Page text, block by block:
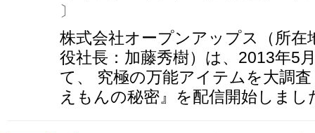
〕
株式会社オープンアップス（所在
役社長：加藤秀樹）は、2013年5
て、 究極の万能アイテムを大調
えもんの秘密』を配信開始しまし